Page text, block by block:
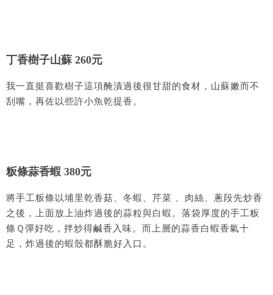
丁香樹子山蘇 260元
我一直挺喜歡樹子這項醃漬過後很甘甜的食材，山蘇嫩而不
刮嘴，再佐以些許小魚乾提香。
粄條蒜香蝦 380元
將手工粄條以埔里乾香菇、冬蝦、芹菜 、肉絲、蔥段先炒香
之後，上面放上油炸過後的蒜粒與白蝦。落袋厚度的手工粄
條Ｑ彈好吃，拌炒得鹹香入味。而上層的蒜香白蝦香氣十
足，炸過後的蝦殼都酥脆好入口。